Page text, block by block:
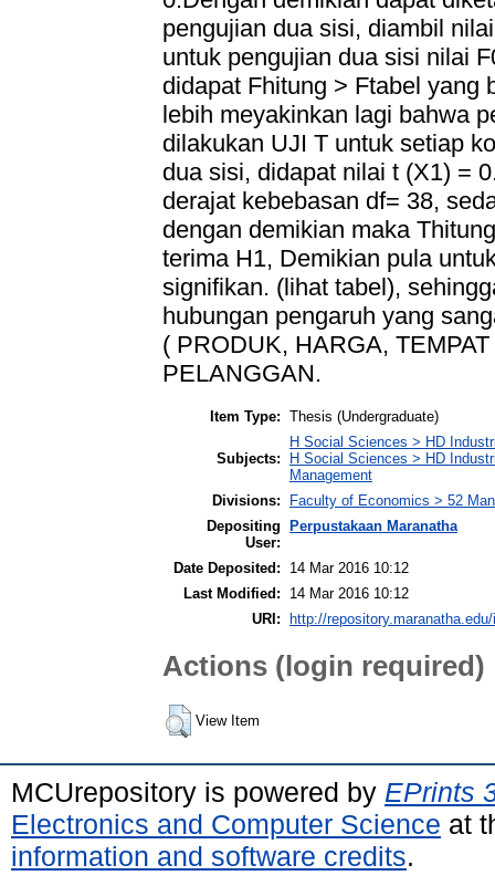
pengujian dua sisi, diambil
untuk pengujian dua sisi nilai
didapat Fhitung > Ftabel yang
lebih meyakinkan lagi bahwa
dilakukan UJI T untuk setiap
dua sisi, didapat nilai t (X1) =
derajat kebebasan df= 38,
dengan demikian maka
terima H1, Demikian pula
signifikan. (lihat tabel),
hubungan pengaruh yang
( PRODUK, HARGA,
PELANGGAN.
Item Type: Thesis (Undergraduate)
Subjects:
H Social Sciences > HD
H Social Sciences > HD
Management
Divisions:
Faculty of Economics > 52
Depositing
User:
Perpustakaan Maranatha
Date Deposited:
14 Mar 2016 10:12
Last Modified:
14 Mar 2016 10:12
URI:
http://
Actions (login required)
View Item
MCUrepository is powered by EPrints
Electronics and Computer Science at
information and software credits.